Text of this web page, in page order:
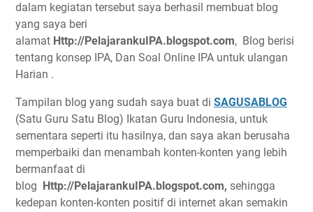
dalam kegiatan tersebut saya berhasil membuat blog
yang saya beri
alamat Http://PelajarankuIPA.blogspot.com, Blog berisi
tentang konsep IPA, Dan Soal Online IPA untuk ulangan
Harian .
Tampilan blog yang sudah saya buat di SAGUSABLOG
(Satu Guru Satu Blog) Ikatan Guru Indonesia, untuk
sementara seperti itu hasilnya, dan saya akan berusaha
memperbaiki dan menambah konten-konten yang lebih
bermanfaat di
blog Http://PelajarankuIPA.blogspot.com, sehingga
kedepan konten-konten positif di internet akan semakin